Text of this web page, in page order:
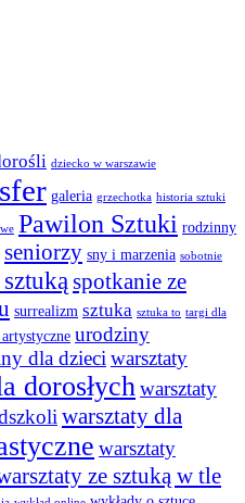
dziecko w warszawie
galeria grzechotka historia sztuki
Pawilon Sztuki rodzinny
seniorzy sny i marzenia sobotnie
spotkanie ze
surrealizm sztuka sztuka to targi dla
urodziny
dla dzieci warsztaty
dorosłychwarsztaty
warsztaty dla
warsztaty
ze sztuką w tle